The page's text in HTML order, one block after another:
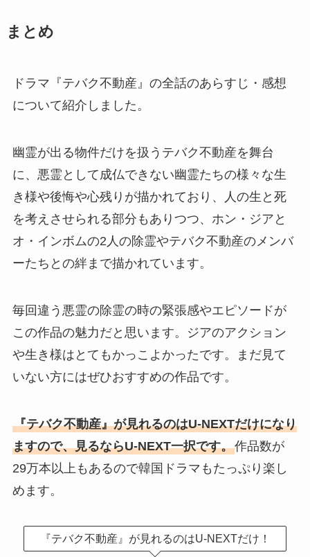
まとめ
ドラマ『テバク不動産』の全話のあらすじ・感想
について紹介しました。
幽霊が出る物件だけを扱うテバク不動産を舞台
に、悪霊として成仏できない幽霊たちの様々な生
き様や後悔や心残りが描かれており、人の生と死
を考えさせられる部分もありつつ、ホン・ジアと
オ・インボムの2人の除霊やテバク不動産のメンバ
ーたちとの絆まで描かれています。
毎回違う悪霊の除霊の時の緊張感やエピソードが
この作品の魅力だと思います。ジアのアクション
や生き様はとてもかっこよかったです。まだ見て
いない方にはぜひおすすめの作品です。
『テバク不動産』が見れるのはU-NEXTだけになり
ますので、見るならU-NEXT一択です。作品数が
29万本以上もあるので韓国ドラマもたっぷり楽し
めます。
『テバク不動産』が見れるのはU-NEXTだけ！